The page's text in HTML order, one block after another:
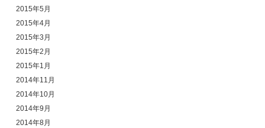
2015年5月
2015年4月
2015年3月
2015年2月
2015年1月
2014年11月
2014年10月
2014年9月
2014年8月